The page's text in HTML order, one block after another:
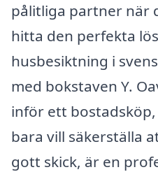
pålitliga partner när
hitta den perfekta
husbesiktning i
med bokstaven Y.
inför ett
bara vill säkerställa
gott skick, är en